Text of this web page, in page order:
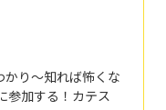
かり～知れば怖くな
参加する！カテス